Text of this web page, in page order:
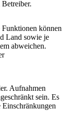
können
Land sowie je
abweichen.
Aufnahmen
sein. Es
Einschränkungen